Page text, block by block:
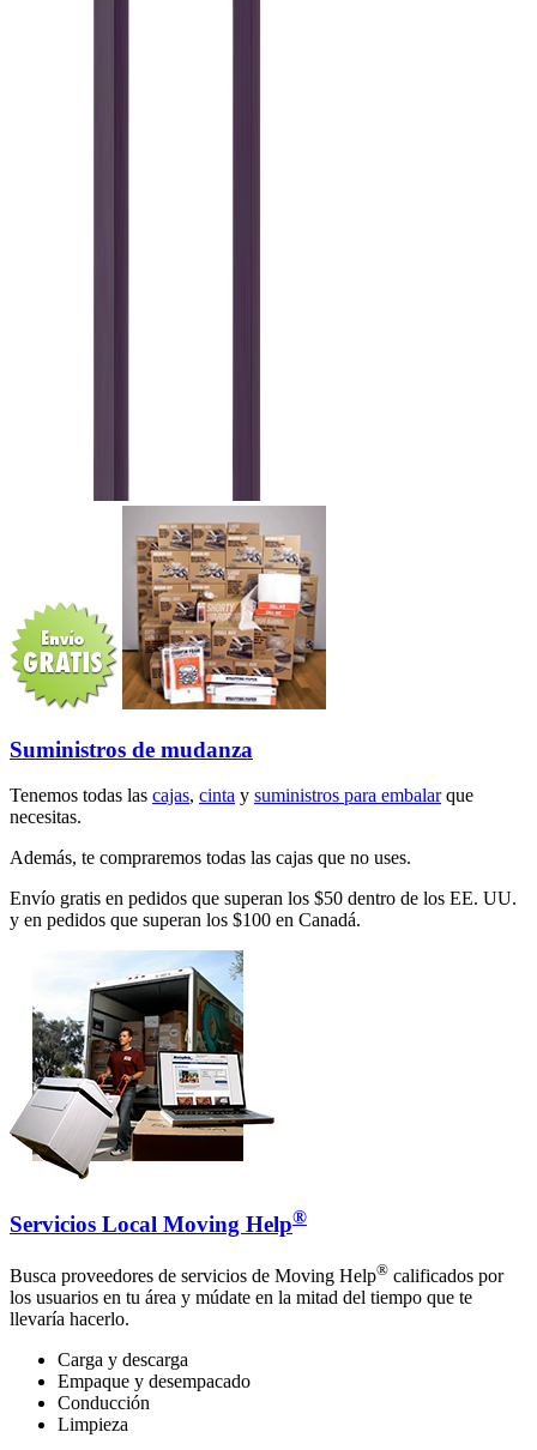
Suministros de mudanza
Tenemos todas las cajas, cinta y suministros para embalarque
necesitas.
Además, te compraremos todas las cajas que no uses.
Envío gratis en pedidos que superan los $50 dentro de los EE. UU.
y en pedidos que superan los $100 en Canadá.
Servicios Local Moving Help®
Busca proveedores de servicios de Moving Help® calificados por
los usuarios en tu área y múdate en la mitad del tiempo que te
llevaría hacerlo.
Carga y descarga
Empaque y desempacado
Conducción
Limpieza